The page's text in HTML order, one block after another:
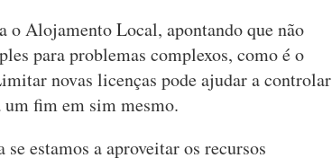
o Alojamento Local, apontando que não
para problemas complexos, como é o
novas licenças pode ajudar a controlar
um fim em sim mesmo.
estamos a aproveitar os recursos